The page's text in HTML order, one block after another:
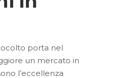
porta nel
un mercato in
l’eccellenza